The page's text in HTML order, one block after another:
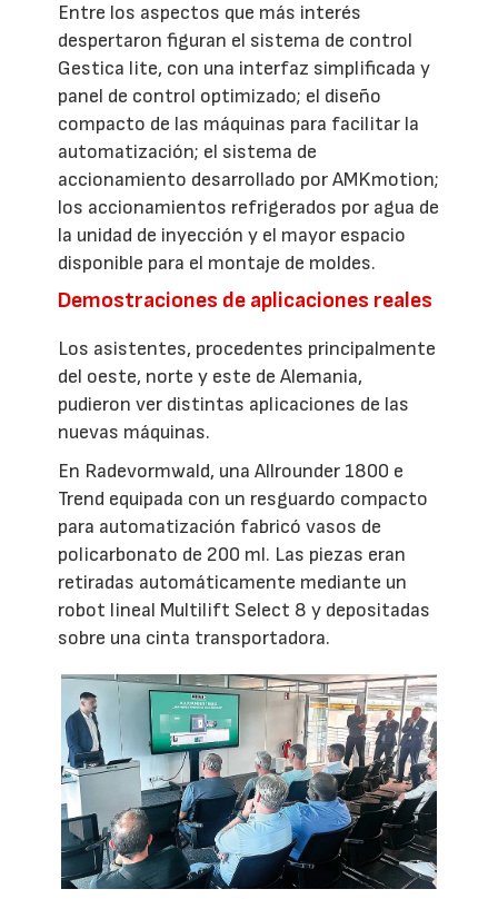
Entre los aspectos que más interés
despertaron figuran el sistema de control
Gestica lite, con una interfaz simplificada y
panel de control optimizado; el diseño
compacto de las máquinas para facilitar la
automatización; el sistema de
accionamiento desarrollado por AMKmotion;
los accionamientos refrigerados por agua de
la unidad de inyección y el mayor espacio
disponible para el montaje de moldes.
Demostraciones de aplicaciones reales
Los asistentes, procedentes principalmente
del oeste, norte y este de Alemania,
pudieron ver distintas aplicaciones de las
nuevas máquinas.
En Radevormwald, una Allrounder 1800 e
Trend equipada con un resguardo compacto
para automatización fabricó vasos de
policarbonato de 200 ml. Las piezas eran
retiradas automáticamente mediante un
robot lineal Multilift Select 8 y depositadas
sobre una cinta transportadora.